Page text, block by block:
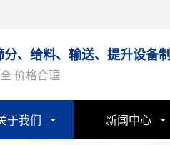
分、给料、输送、提升设备
价格合理
于我们 新闻中心